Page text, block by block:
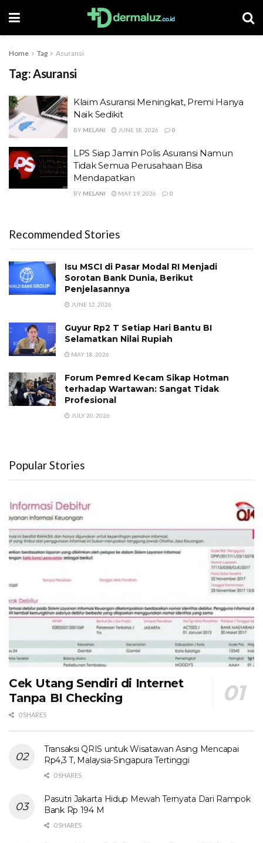
Home Tag Asuransi
Tag:Asuransi
Klaim Asuransi Meningkat, Premi Hanya
Naik Sedikit
BY MELANI JUNE 18, 2026 0
LPS Siap Jamin Polis Asuransi Namun
Tidak Semua Perusahaan Bisa
Mendapatkan
BY MELANI MAY 19, 2026 0
Recommended Stories
Isu MSCI di Pasar Modal RI Menjadi
Sorotan Bank Dunia, Berikut
Penjelasannya
JUNE 12, 2026
Guyur Rp2 T Setiap Hari Bantu BI
Selamatkan Nilai Rupiah
MAY 18, 2026
Forum Pemred Kecam Sikap Hotman
terhadap Wartawan: Sangat Tidak
Profesional
JULY 20, 2026
Popular Stories
Cek Utang Sendiri di Internet
Tanpa BI Checking
0 SHARES
Transaksi QRIS untuk Wisatawan Asing Mencapai
Rp4,3 T, Malaysia-Singapura Tertinggi
0 SHARES
Pasutri Jakarta Hidup Mewah Ternyata Dari Rampok
Bank Rp 194 M
0 SHARES